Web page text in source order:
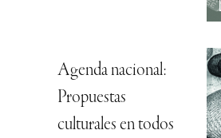
Agenda nacional:
Propuestas
culturales en todos